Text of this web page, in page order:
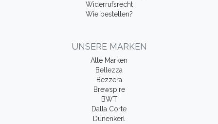
Widerrufsrecht
Wie bestellen?
UNSERE MARKEN
Alle Marken
Bellezza
Bezzera
Brewspire
BWT
Dalla Corte
Dünenkerl